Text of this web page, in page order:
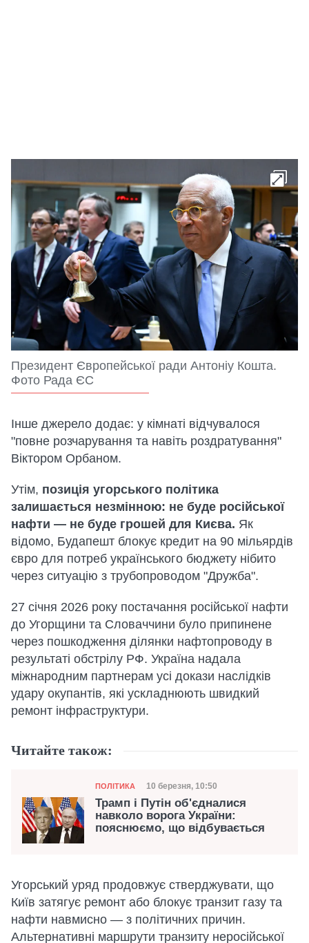
Президент Європейської ради Антоніу Кошта.
Фото Рада ЄС
Інше джерело додає: у кімнаті відчувалося
"повне розчарування та навіть роздратування"
Віктором Орбаном.
Утім, позиція угорського політика
залишається незмінною: не буде російської
нафти — не буде грошей для Києва. Як
відомо, Будапешт блокує кредит на 90 мільярдів
євро для потреб українського бюджету нібито
через ситуацію з трубопроводом "Дружба".
27 січня 2026 року постачання російської нафти
до Угорщини та Словаччини було припинене
через пошкодження ділянки нафтопроводу в
результаті обстрілу РФ. Україна надала
міжнародним партнерам усі докази наслідків
удару окупантів, які ускладнюють швидкий
ремонт інфраструктури.
Читайте також:
Категорія
ПОЛІТИКА Дата публікації
10 березня, 10:50
Трамп і Путін об'єдналися
навколо ворога України:
пояснюємо, що відбувається
Угорський уряд продовжує стверджувати, що
Київ затягує ремонт або блокує транзит газу та
нафти навмисно — з політичних причин.
Альтернативні маршрути транзиту неросійської